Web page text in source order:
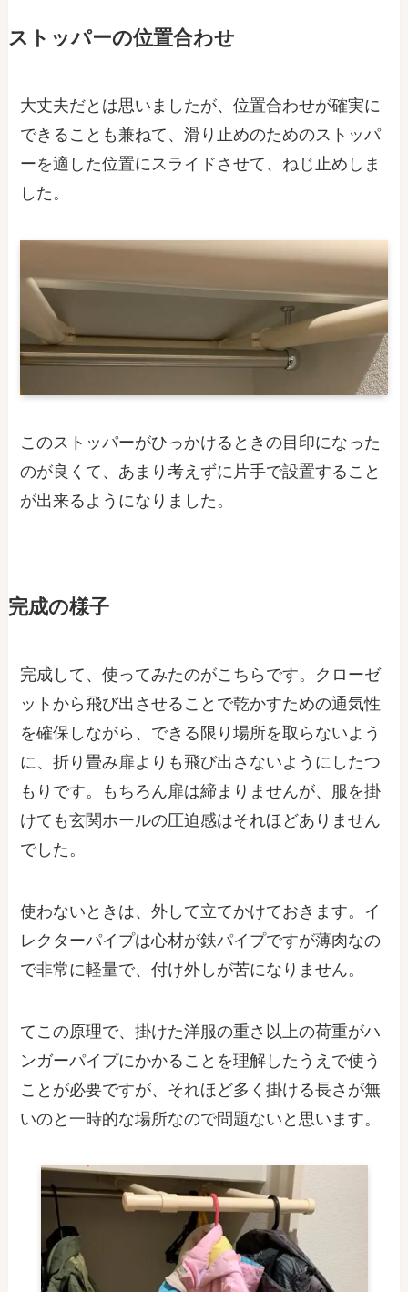
ストッパーの位置合わせ
大丈夫だとは思いましたが、位置合わせが確実に
できることも兼ねて、滑り止めのためのストッパ
ーを適した位置にスライドさせて、ねじ止めしま
した。
このストッパーがひっかけるときの目印になった
のが良くて、あまり考えずに片手で設置すること
が出来るようになりました。
完成の様子
完成して、使ってみたのがこちらです。クローゼ
ットから飛び出させることで乾かすための通気性
を確保しながら、できる限り場所を取らないよう
に、折り畳み扉よりも飛び出さないようにしたつ
もりです。もちろん扉は締まりませんが、服を掛
けても玄関ホールの圧迫感はそれほどありません
でした。
使わないときは、外して立てかけておきます。イ
レクターパイプは心材が鉄パイプですが薄肉なの
で非常に軽量で、付け外しが苦になりません。
てこの原理で、掛けた洋服の重さ以上の荷重がハ
ンガーパイプにかかることを理解したうえで使う
ことが必要ですが、それほど多く掛ける長さが無
いのと一時的な場所なので問題ないと思います。